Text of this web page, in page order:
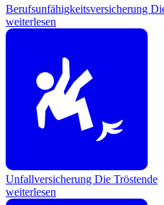
Berufsunfähigkeitsversicherung
weiterlesen
Unfallversicherung Die Tröstende
weiterlesen